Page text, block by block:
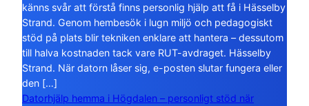
känns svår att förstå finns personlig hjälp att få i Hässelby
Strand. Genom hembesök i lugn miljö och pedagogiskt
stöd på plats blir tekniken enklare att hantera – dessutom
till halva kostnaden tack vare RUT-avdraget. Hässelby
Strand. När datorn låser sig, e-posten slutar fungera eller
den […]
Datorhjälp hemma i Högdalen – personligt stöd när